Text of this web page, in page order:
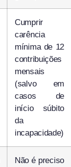
Cumprir
carência
mínima de 12
contribuições
mensais
(salvo em
casos de
início súbito
da
incapacidade)
Não é preciso